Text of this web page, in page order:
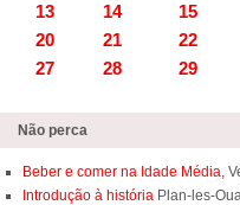
13
14 15
20
21 22
27
28 29
Não perca
Beber e comer na Idade Média,
Introdução à história Plan-les-